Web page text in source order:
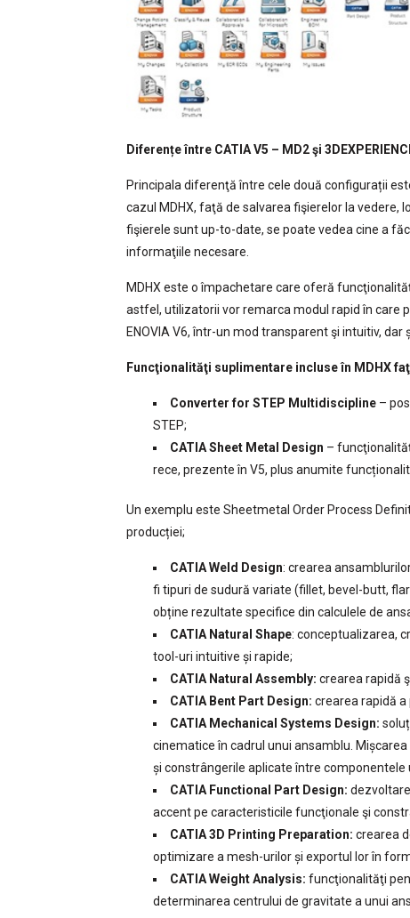
Diferențe între CATIA V5 – MD2 şi
Principala diferenţă între cele două configurații
cazul MDHX, faţă de salvarea fişierelor la vedere,
fişierele sunt up-to-date, se poate vedea cine a
informaţiile necesare.
MDHX este o împachetare care oferă
astfel, utilizatorii vor remarca modul rapid în care
ENOVIA V6, într-un mod transparent şi intuitiv,
Funcţionalităţi suplimentare incluse în MDHX
Converter for STEP Multidiscipline –
STEP;
CATIA Sheet Metal Design –
rece, prezente în V5, plus anumite
Un exemplu este Sheetmetal Order Process
producției;
CATIA Weld Design: crearea
fi tipuri de sudură variate (fillet, bevel-butt,
obține rezultate specifice din calculele de
CATIA Natural Shape: conceptualizarea,
tool-uri intuitive și rapide;
CATIA Natural Assembly: crearea rapidă
CATIA Bent Part Design: crearea rapidă a
CATIA Mechanical Systems Design:
cinematice în cadrul unui ansamblu.
și constrângerile aplicate între componentele
CATIA Functional Part Design:
accent pe caracteristicile funcţionale şi
CATIA 3D Printing Preparation: crearea
optimizare a mesh-urilor și exportul lor în
CATIA Weight Analysis: funcţionalităţi
determinarea centrului de gravitate a unui